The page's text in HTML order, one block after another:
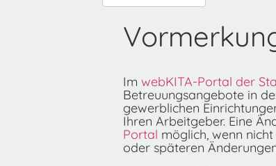
Im webKITA-Portal der
Betreuungsangebote in
gewerblichen
Ihren Arbeitgeber. Eine
Portal möglich, wenn
oder späteren